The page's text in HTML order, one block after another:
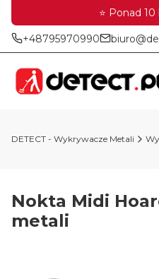
⭐ Ponad
+48795970990
DETECT - Wykrywacze Metali
Nokta Midi
metali